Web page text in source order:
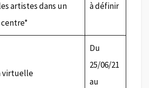
artistes dans un
à définir
virtuelle
Du
25/06/21
au